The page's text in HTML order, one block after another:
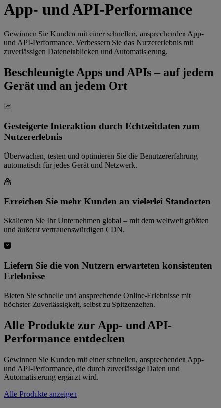
App- und API-Performance
Gewinnen Sie Kunden mit einer schnellen, ansprechenden App-
und API-Performance. Verbessern Sie das Nutzererlebnis mit
zuverlässigen Dateneinblicken und Automatisierung.
Beschleunigte Apps und APIs – auf jedem
Gerät und an jedem Ort
Gesteigerte Interaktion durch Echtzeitdaten zum
Nutzererlebnis
Überwachen, testen und optimieren Sie die Benutzererfahrung
automatisch für jedes Gerät und Netzwerk.
Erreichen Sie mehr Kunden an vielerlei Standorten
Skalieren Sie Ihr Unternehmen global – mit dem weltweit größten
und äußerst vertrauenswürdigen CDN.
Liefern Sie die von Nutzern erwarteten konsistenten
Erlebnisse
Bieten Sie schnelle und ansprechende Online-Erlebnisse mit
höchster Zuverlässigkeit, selbst zu Spitzenzeiten.
Alle Produkte zur App- und API-
Performance entdecken
Gewinnen Sie Kunden mit einer schnellen, ansprechenden App-
und API-Performance, die durch zuverlässige Daten und
Automatisierung ergänzt wird.
Alle Produkte anzeigen